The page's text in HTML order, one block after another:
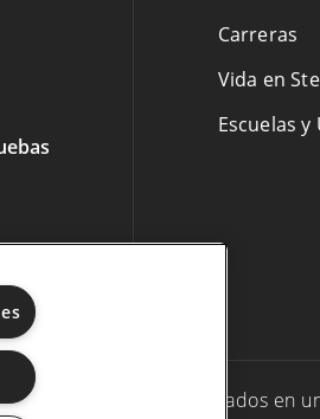
Carreras
Vida en
Escuelas
Group y/o sus afiliados en